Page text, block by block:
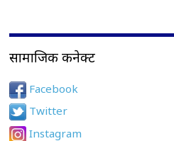
सामाजिक कनेक्ट
Facebook
Twitter
Instagram